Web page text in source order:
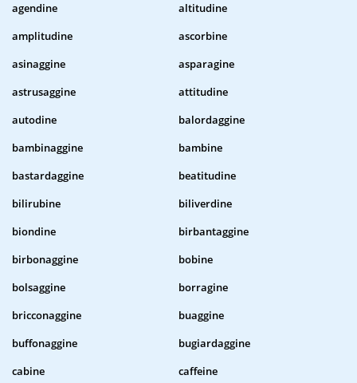
agendine
altitudine
amplitudine
ascorbine
asinaggine
asparagine
astrusaggine
attitudine
autodine
balordaggine
bambinaggine
bambine
bastardaggine
beatitudine
bilirubine
biliverdine
biondine
birbantaggine
birbonaggine
bobine
bolsaggine
borragine
bricconaggine
buaggine
buffonaggine
bugiardaggine
cabine
caffeine